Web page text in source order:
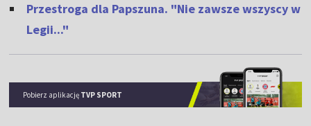
Przestroga dla Papszuna. "Nie zawsze wszyscy w
Legii..."
Pobierz aplikację TVP SPORT